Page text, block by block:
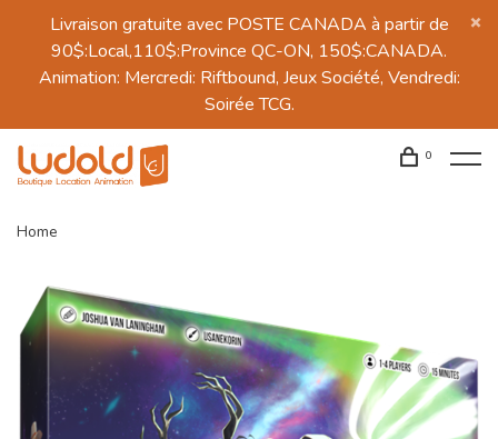
Livraison gratuite avec POSTE CANADA à partir de
90$:Local,110$:Province QC-ON, 150$:CANADA.
Animation: Mercredi: Riftbound, Jeux Société, Vendredi:
Soirée TCG.
0
Home